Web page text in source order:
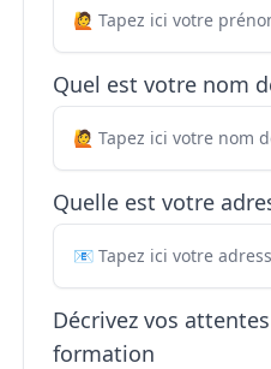
Quel est votre nom
Quelle est votre
Décrivez vos
formation